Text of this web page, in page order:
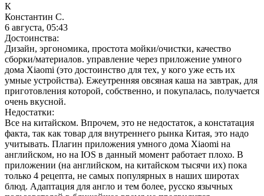
К
Константин С.
6 августа, 05:43
Достоинства:
Дизайн, эргономика, простота мойки/очистки, качество
сборки/материалов. управление через приложение умного
дома Xiaomi (это достоинство для тех, у кого уже есть их
умные устройства). Ежеутренняя овсяная каша на завтрак, для
приготовления которой, собственно, и покупалась, получается
очень вкусной.
Недостатки:
Все на китайском. Впрочем, это не недостаток, а констатация
факта, так как товар для внутреннего рынка Китая, это надо
учитывать. Плагин приложения умного дома Xiaomi на
английском, но на IOS в данный момент работает плохо. В
приложении (на английском, на китайском тысячи их) пока
только 4 рецепта, не самых популярных в наших широтах
блюд. Адаптация для англо и тем более, русско язычных